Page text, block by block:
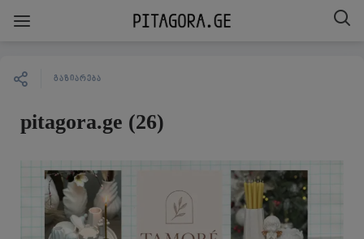
ᲒᲐᲖᲘᲐᲠᲔᲑᲐ
pitagora.ge (26)